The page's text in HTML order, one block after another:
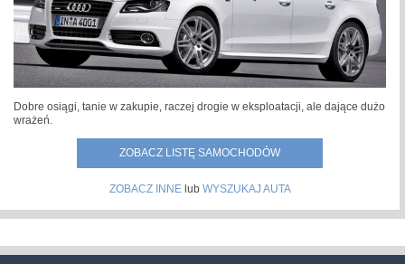
Dobre osiągi, tanie w zakupie, raczej drogie w eksploatacji, ale dające dużo
wrażeń.
ZOBACZ LISTĘ SAMOCHODÓW
ZOBACZ INNElub WYSZUKAJ AUTA